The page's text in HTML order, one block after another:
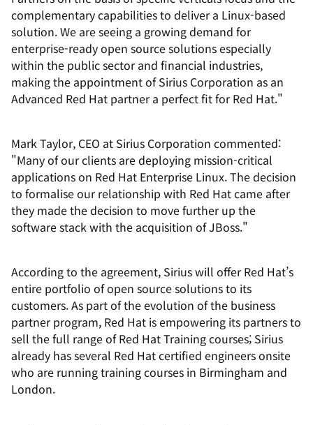
complementary capabilities to deliver a Linux-based
solution. We are seeing a growing demand for
enterprise-ready open source solutions especially
within the public sector and financial industries,
making the appointment of Sirius Corporation as an
Advanced Red Hat partner a perfect fit for Red Hat."
Mark Taylor, CEO at Sirius Corporation commented:
"Many of our clients are deploying mission-critical
applications on Red Hat Enterprise Linux. The decision
to formalise our relationship with Red Hat came after
they made the decision to move further up the
software stack with the acquisition of JBoss."
According to the agreement, Sirius will offer Red Hat’s
entire portfolio of open source solutions to its
customers. As part of the evolution of the business
partner program, Red Hat is empowering its partners to
sell the full range of Red Hat Training courses; Sirius
already has several Red Hat certified engineers onsite
who are running training courses in Birmingham and
London.